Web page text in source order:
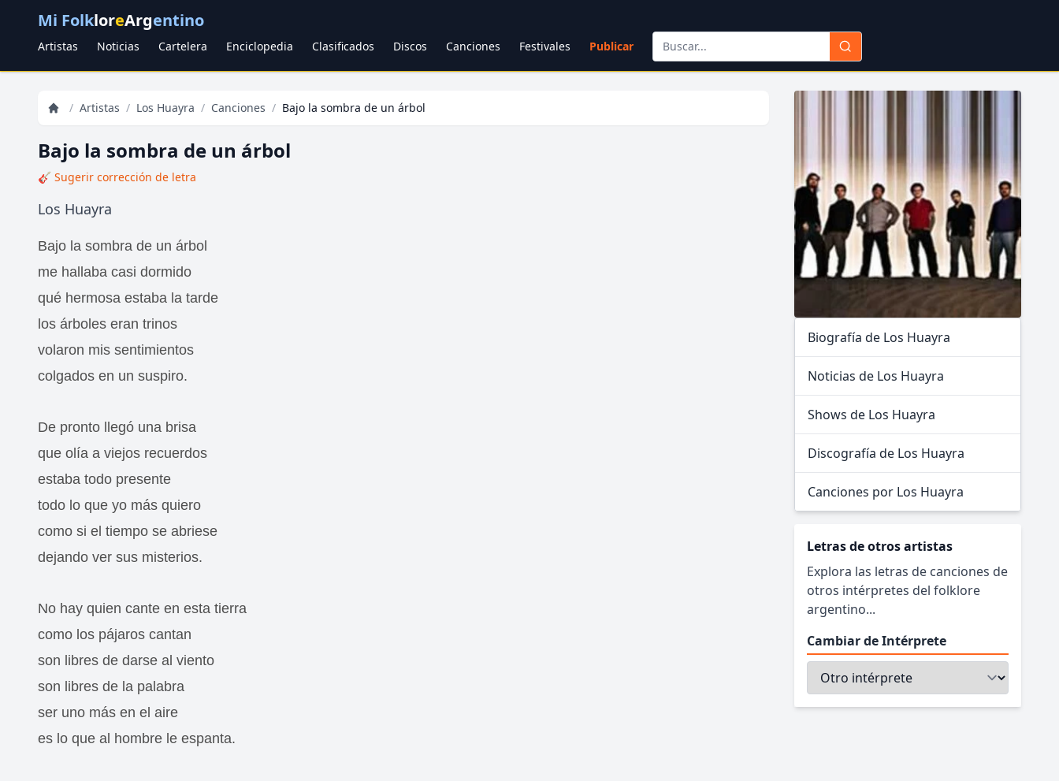
Mi FolkloreArgentino
Artistas Noticias Cartelera Enciclopedia Clasificados Discos Canciones Festivales Publicar
/ Artistas / Los Huayra / Canciones / Bajo la sombra de un árbol
Bajo la sombra de un árbol
🎸 Sugerir corrección de letra
Los Huayra
Bajo la sombra de un árbol
me hallaba casi dormido
qué hermosa estaba la tarde
los árboles eran trinos
volaron mis sentimientos
colgados en un suspiro.
De pronto llegó una brisa
que olía a viejos recuerdos
estaba todo presente
todo lo que yo más quiero
como si el tiempo se abriese
dejando ver sus misterios.
No hay quien cante en esta tierra
como los pájaros cantan
son libres de darse al viento
son libres de la palabra
ser uno más en el aire
es lo que al hombre le espanta.
Biografía de Los Huayra
Noticias de Los Huayra
Shows de Los Huayra
Discografía de Los Huayra
Canciones por Los Huayra
Letras de otros artistas
Explora las letras de canciones de
otros intérpretes del folklore
argentino...
Cambiar de Intérprete